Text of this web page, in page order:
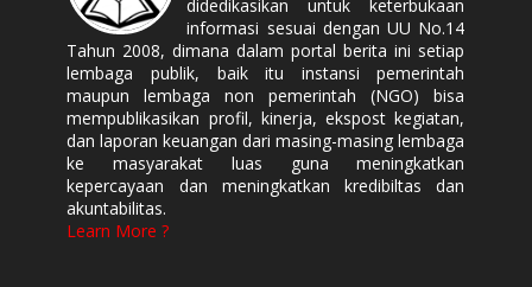
didedikasikan untuk keterbukaan
informasi sesuai dengan UU No.14
Tahun 2008, dimana dalam portal berita ini setiap
lembaga publik, baik itu instansi pemerintah
maupun lembaga non pemerintah (NGO) bisa
mempublikasikan profil, kinerja, ekspost kegiatan,
dan laporan keuangan dari masing-masing lembaga
ke masyarakat luas guna meningkatkan
kepercayaan dan meningkatkan kredibiltas dan
akuntabilitas.
Learn More ?